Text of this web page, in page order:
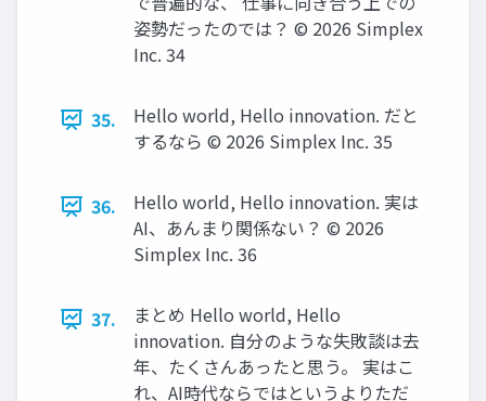
姿勢だったのでは？ ©️ 2026 Simplex
Inc. 34
35.
Hello world, Hello innovation. だと
するなら ©️ 2026 Simplex Inc. 35
36.
Hello world, Hello innovation. 実は
AI、あんまり関係ない？ ©️ 2026
Simplex Inc. 36
37.
まとめ Hello world, Hello
innovation. 自分のような失敗談は去
年、たくさんあったと思う。 実はこ
れ、AI時代ならではというよりただ